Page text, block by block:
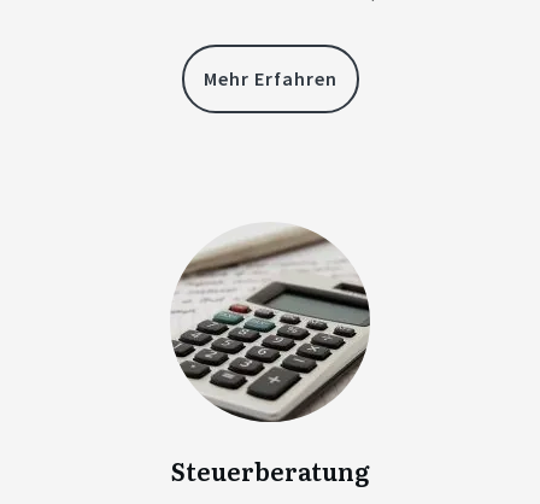
Mehr Erfahren
Steuerberatung